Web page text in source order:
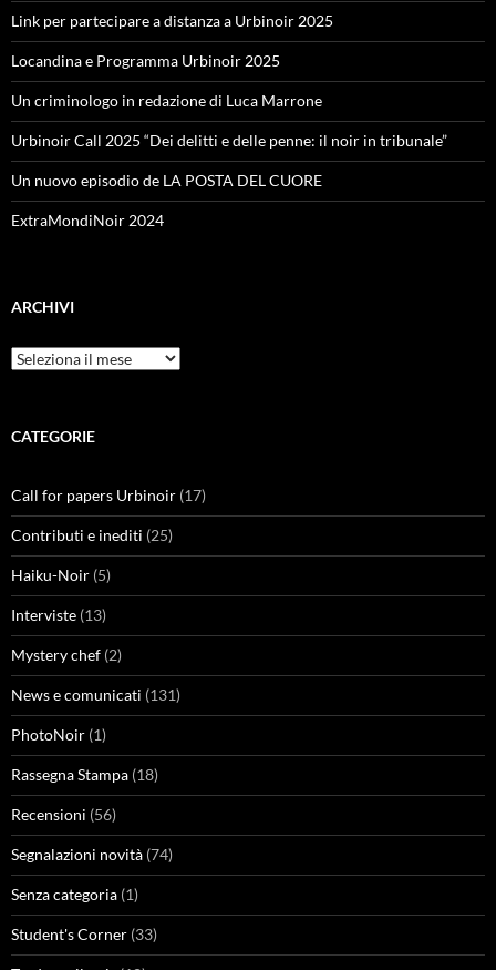
Link per partecipare a distanza a Urbinoir 2025
Locandina e Programma Urbinoir 2025
Un criminologo in redazione di Luca Marrone
Urbinoir Call 2025 “Dei delitti e delle penne: il noir in tribunale”
Un nuovo episodio de LA POSTA DEL CUORE
ExtraMondiNoir 2024
ARCHIVI
Archivi
CATEGORIE
Call for papers Urbinoir (17)
Contributi e inediti (25)
Haiku-Noir (5)
Interviste (13)
Mystery chef (2)
News e comunicati (131)
PhotoNoir (1)
Rassegna Stampa (18)
Recensioni (56)
Segnalazioni novità (74)
Senza categoria (1)
Student's Corner (33)